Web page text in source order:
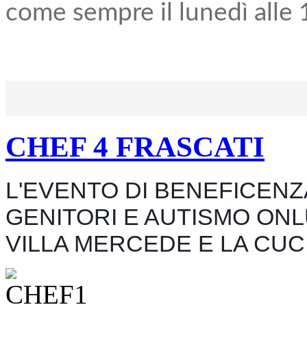
come sempre il lunedì alle
CHEF 4 FRASCATI
L'EVENTO DI
GENITORI E AUTISMO
VILLA MERCEDE E LA